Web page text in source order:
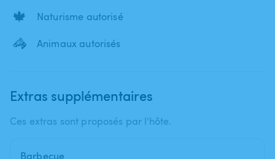
🍁 Naturisme autorisé
🦓 Animaux autorisés
Extras supplémentaires
Ces extras sont proposés par l'hôte.
Barbecue